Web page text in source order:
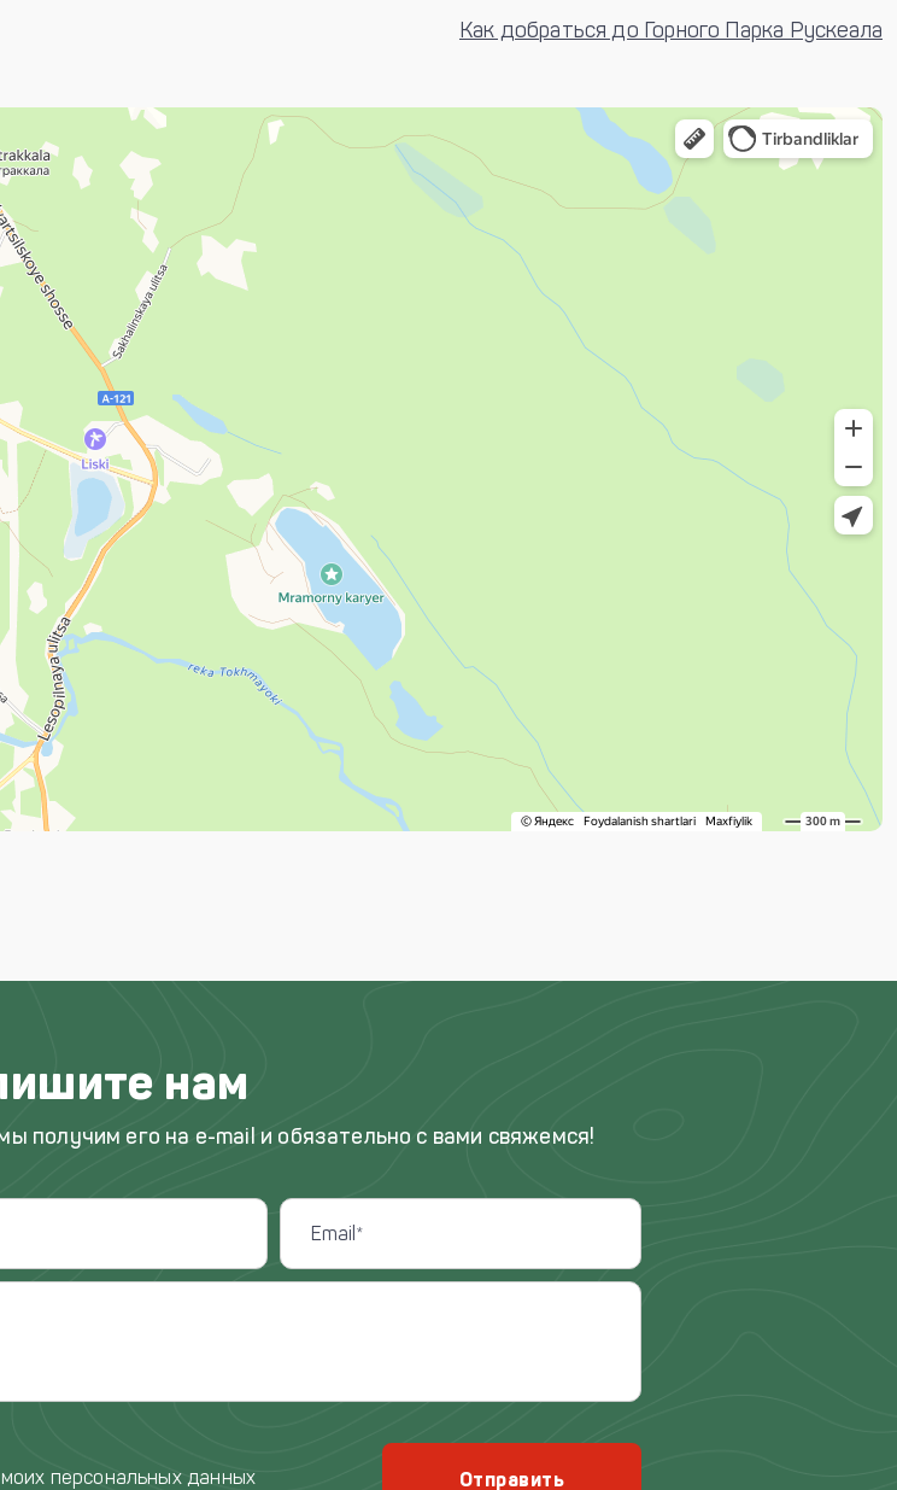
Как добраться до Горного Парка Рускеала
нам
получим его на e-mail и обязательно с вами свяжемся!
персональных данных Отправить